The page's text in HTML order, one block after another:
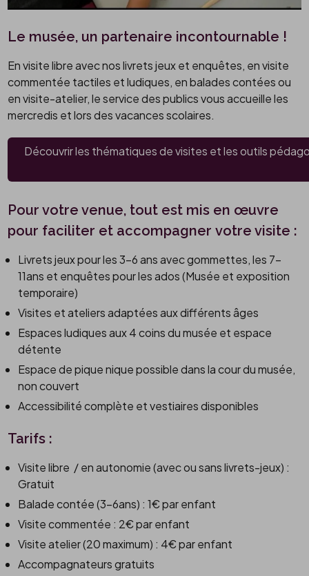
Le musée, un partenaire incontournable !
En visite libre avec nos livrets jeux et enquêtes, en visite
commentée tactiles et ludiques, en balades contées ou
en visite-atelier, le service des publics vous accueille les
mercredis et lors des vacances scolaires.
Découvrir les thématiques de visites et les outils
Pour votre venue, tout est mis en œuvre
pour faciliter et accompagner votre visite :
Livrets jeux pour les 3-6 ans avec gommettes, les 7-
11ans et enquêtes pour les ados (Musée et exposition
temporaire)
Visites et ateliers adaptées aux différents âges
Espaces ludiques aux 4 coins du musée et espace
détente
Espace de pique nique possible dans la cour du musée,
non couvert
Accessibilité complète et vestiaires disponibles
Tarifs :
Visite libre / en autonomie (avec ou sans livrets-jeux) :
Gratuit
Balade contée (3-6ans) : 1€ par enfant
Visite commentée : 2€ par enfant
Visite atelier (20 maximum) : 4€ par enfant
Accompagnateurs gratuits